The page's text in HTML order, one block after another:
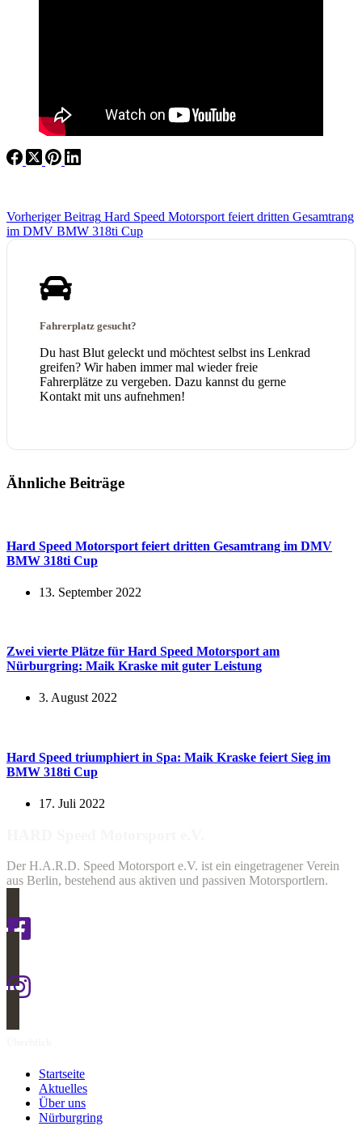
VorherigerBeitrag Hard Speed Motorsport feiert dritten Gesamtrang
im DMV BMW 318ti Cup
Fahrerplatz gesucht?
Du hast Blut geleckt und möchtest selbst ins Lenkrad
greifen? Wir haben immer mal wieder freie
Fahrerplätze zu vergeben. Dazu kannst du gerne
Kontakt mit uns aufnehmen!
Ähnliche Beiträge
Hard Speed Motorsport feiert dritten Gesamtrang im DMV
BMW 318ti Cup
13. September 2022
Zwei vierte Plätze für Hard Speed Motorsport am
Nürburgring: Maik Kraske mit guter Leistung
3. August 2022
Hard Speed triumphiert in Spa: Maik Kraske feiert Sieg im
BMW 318ti Cup
17. Juli 2022
Der H.A.R.D. Speed Motorsport e.V. ist ein eingetragener Verein
aus Berlin, bestehend aus aktiven und passiven Motorsportlern.
Startseite
Aktuelles
Über uns
Nürburgring